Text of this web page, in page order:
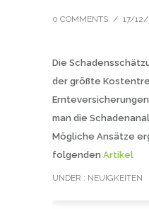
0 COMMENTS / 17/
Die
der größte
man die
Mögliche Ansätze
folgenden Artikel
UNDER : NEUIGKEITEN